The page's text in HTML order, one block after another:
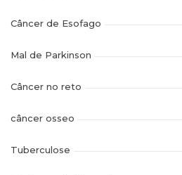
Câncer de Esofago
Mal de Parkinson
Câncer no reto
câncer osseo
Tuberculose